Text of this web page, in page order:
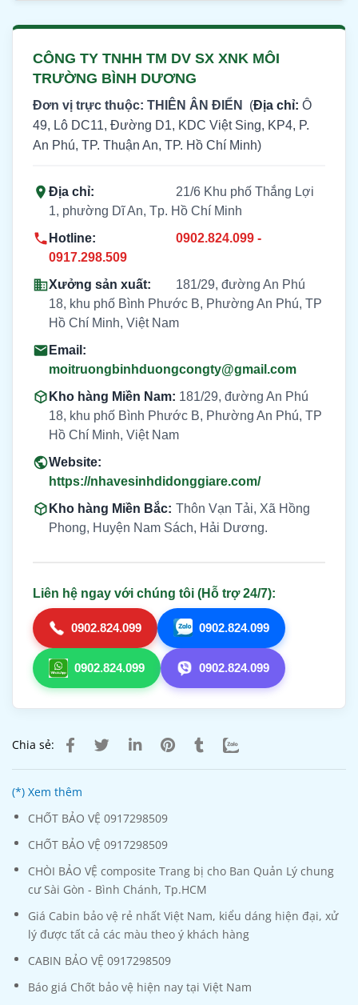
CÔNG TY TNHH TM DV SX XNK MÔI
TRƯỜNG BÌNH DƯƠNG
Đơn vị trực thuộc: THIÊN ÂN ĐIỂN (Địa chỉ: Ô
49, Lô DC11, Đường D1, KDC Việt Sing, KP4, P.
An Phú, TP. Thuận An, TP. Hồ Chí Minh)
Địa chỉ:
21/6 Khu phố Thắng Lợi
1, phường Dĩ An, Tp. Hồ Chí Minh
Hotline:
0902.824.099 -
0917.298.509
Xưởng sản xuất:
181/29, đường An Phú
18, khu phố Bình Phước B, Phường An Phú, TP
Hồ Chí Minh, Việt Nam
Email:
moitruongbinhduongcongty@gmail.com
Kho hàng Miền Nam: 181/29, đường An Phú
18, khu phố Bình Phước B, Phường An Phú, TP
Hồ Chí Minh, Việt Nam
Website:
https://nhavesinhdidonggiare.com/
Kho hàng Miền Bắc: Thôn Vạn Tải, Xã Hồng
Phong, Huyện Nam Sách, Hải Dương.
Liên hệ ngay với chúng tôi (Hỗ trợ 24/7):
0902.824.099 0902.824.099
0902.824.099 0902.824.099
Chia sẻ:
(*) Xem thêm
CHỐT BẢO VỆ 0917298509
CHỐT BẢO VỆ 0917298509
CHÒI BẢO VỆ composite Trang bị cho Ban Quản Lý chung
cư Sài Gòn - Bình Chánh, Tp.HCM
Giá Cabin bảo vệ rẻ nhất Việt Nam, kiểu dáng hiện đại, xử
lý được tất cả các màu theo ý khách hàng
CABIN BẢO VỆ 0917298509
Báo giá Chốt bảo vệ hiện nay tại Việt Nam